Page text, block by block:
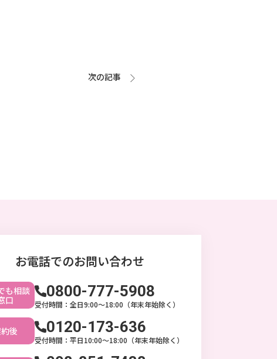
次の記事
お電話でのお問い合わせ
も相談
口
0800-777-5908
受付時間：全日9:00〜18:00（年末年始除く）
後 0120-173-636
受付時間：平日10:00〜18:00（年末年始除く）